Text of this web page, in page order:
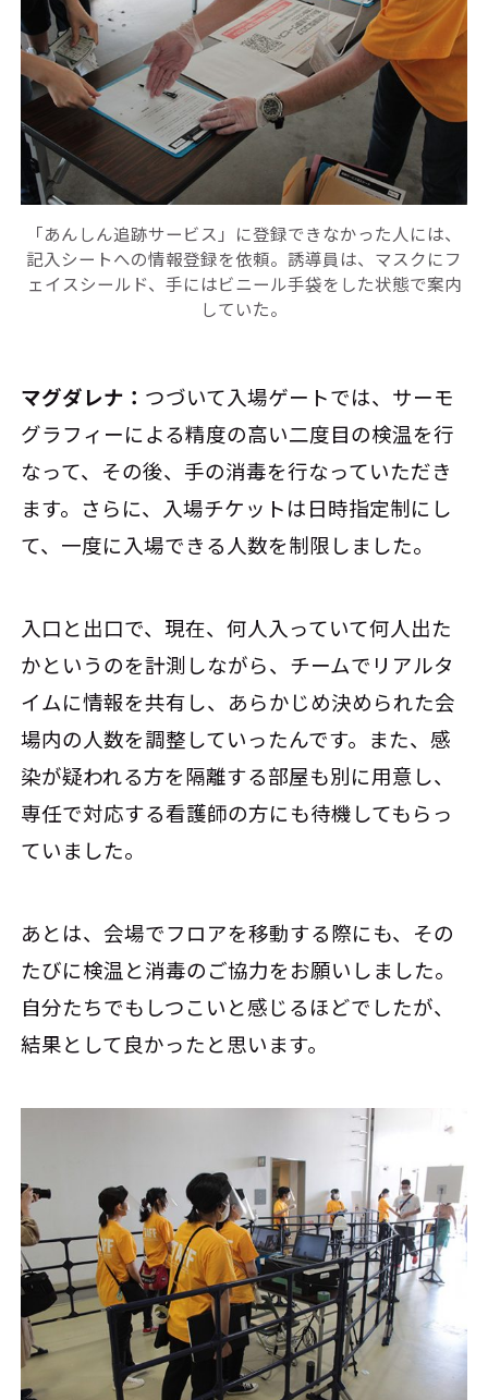
「あんしん追跡サービス」に登録できなかった人には、
記入シートへの情報登録を依頼。誘導員は、マスクにフ
ェイスシールド、手にはビニール手袋をした状態で案内
していた。
マグダレナ： つづいて入場ゲートでは、サーモ
グラフィーによる精度の高い二度目の検温を行
なって、その後、手の消毒を行なっていただき
ます。さらに、入場チケットは日時指定制にし
て、一度に入場できる人数を制限しました。
入口と出口で、現在、何人入っていて何人出た
かというのを計測しながら、チームでリアルタ
イムに情報を共有し、あらかじめ決められた会
場内の人数を調整していったんです。また、感
染が疑われる方を隔離する部屋も別に用意し、
専任で対応する看護師の方にも待機してもらっ
ていました。
あとは、会場でフロアを移動する際にも、その
たびに検温と消毒のご協力をお願いしました。
自分たちでもしつこいと感じるほどでしたが、
結果として良かったと思います。